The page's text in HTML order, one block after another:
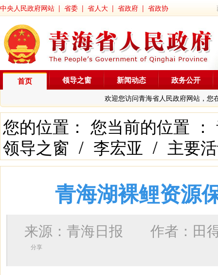
中央人民政府网站 | 省委 | 省人大 | 省政府 | 省政协
首页
欢迎您访问青海省人民政府网站，您
领导之窗 新闻动态 政务公开
您的位置： 您当前的位置 ：
领导之窗 / 李宏亚 / 主要
青海湖裸鲤资源
来源：青海日报 作者： 田
分享